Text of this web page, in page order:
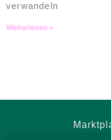
verwandeln
Weiterlesen »